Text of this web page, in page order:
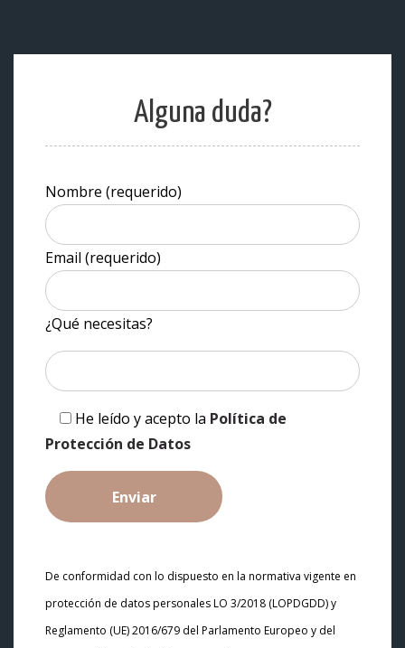
Alguna duda?
Nombre (requerido)
Email (requerido)
¿Qué necesitas?
He leído y acepto la Política de
Protección de Datos
De conformidad con lo dispuesto en la normativa vigente en
protección de datos personales LO 3/2018 (LOPDGDD) y
Reglamento (UE) 2016/679 del Parlamento Europeo y del